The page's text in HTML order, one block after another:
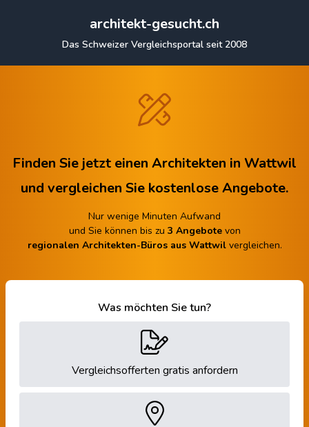
architekt-gesucht.ch
Das Schweizer Vergleichsportal seit 2008
Finden Sie jetzt einen Architekten in Wattwil
und vergleichen Sie kostenlose Angebote.
Nur wenige Minuten Aufwand
und Sie können bis zu 3 Angebotevon
regionalen Architekten-Büros aus Wattwilvergleichen.
Was möchten Sie tun?
Vergleichsofferten gratis anfordern